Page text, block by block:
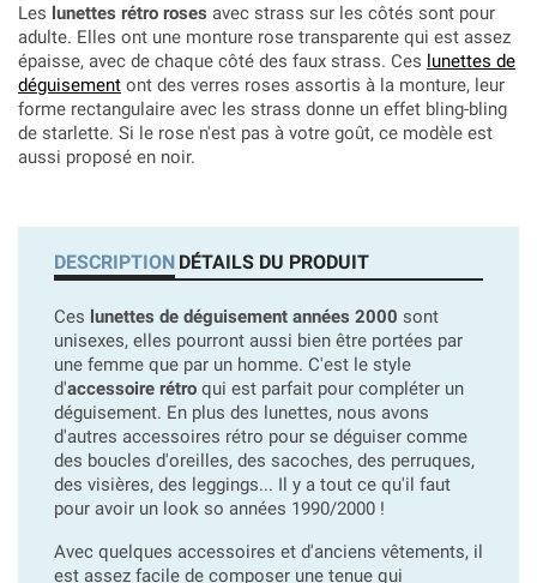
Les lunettes rétro roses avec strass sur les côtés sont pour
adulte. Elles ont une monture rose transparente qui est assez
épaisse, avec de chaque côté des faux strass. Ces lunettes de
déguisement ont des verres roses assortis à la monture, leur
forme rectangulaire avec les strass donne un effet bling-bling
de starlette. Si le rose n'est pas à votre goût, ce modèle est
aussi proposé en noir.
DESCRIPTION DÉTAILS DU PRODUIT
Ces lunettes de déguisement années 2000 sont
unisexes, elles pourront aussi bien être portées par
une femme que par un homme. C'est le style
d'accessoire rétro qui est parfait pour compléter un
déguisement. En plus des lunettes, nous avons
d'autres accessoires rétro pour se déguiser comme
des boucles d'oreilles, des sacoches, des perruques,
des visières, des leggings... Il y a tout ce qu'il faut
pour avoir un look so années 1990/2000 !
Avec quelques accessoires et d'anciens vêtements, il
est assez facile de composer une tenue qui